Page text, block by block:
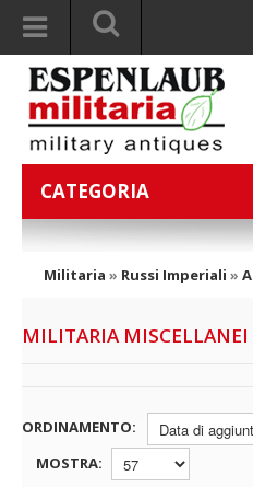
CATEGORIA
Militaria » Russi Imperiali »
MILITARIA
ORDINAMENTO:
MOSTRA: